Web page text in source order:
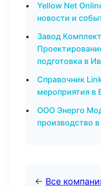
Yellow Net
новости и
Завод
подготовка в
Справочник
мероприятия в
ООО Энерго
производство
← Все